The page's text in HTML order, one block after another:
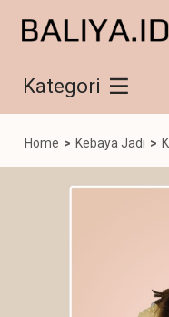
Kategori
Home > Kebaya Jadi >